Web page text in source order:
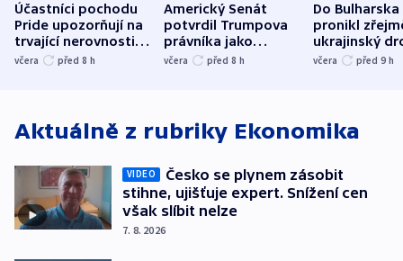
Účastníci pochodu
Pride upozorňují na
trvající nerovnosti i
společenskou
včera před 8 h
Americký Senát
potvrdil Trumpova
právníka jako
ministra
včera před 8 h
Do Bulharska
pronikl
ukrajinský
explodoval
včera před 9 h
Aktuálně z rubriky Ekonomika
VIDEO
Česko se plynem zásobit
stihne, ujišťuje expert. Snížení cen
však slíbit nelze
7. 8. 2026